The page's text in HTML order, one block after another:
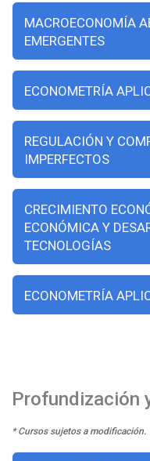
MACROECONOMÍA
EMERGENTES
ECONOMETRÍA
REGULACIÓN Y
IMPERFECTOS
CRECIMIENTO
ECONÓMICA Y
TECNOLOGÍAS
ECONOMETRÍA
Profundización
* Cursos sujetos a modificación.